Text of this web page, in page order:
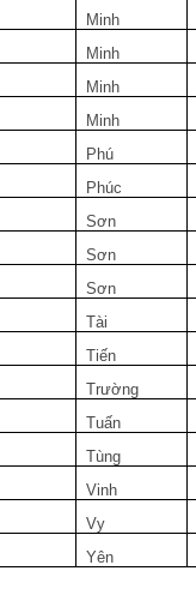
Minh
Minh
Minh
Minh
Phú
Phúc
Sơn
Sơn
Sơn
Tài
Tiến
Trường
Tuấn
Tùng
Vinh
Vy
Yên